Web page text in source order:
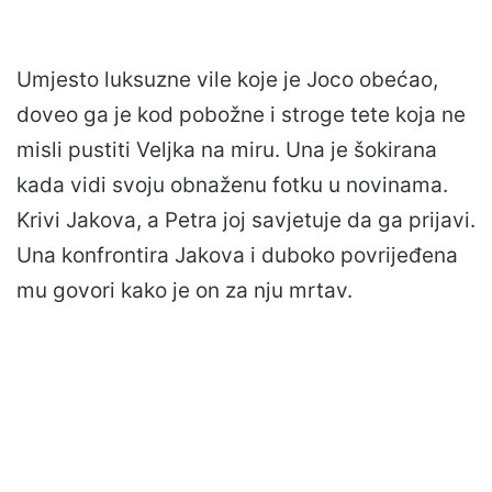
Umjesto luksuzne vile koje je Joco obećao,
doveo ga je kod pobožne i stroge tete koja ne
misli pustiti Veljka na miru. Una je šokirana
kada vidi svoju obnaženu fotku u novinama.
Krivi Jakova, a Petra joj savjetuje da ga prijavi.
Una konfrontira Jakova i duboko povrijeđena
mu govori kako je on za nju mrtav.